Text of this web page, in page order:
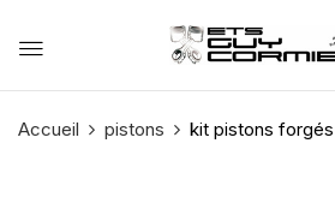
Accueil pistons kit pistons